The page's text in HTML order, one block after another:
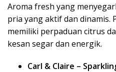
Aroma fresh yang
pria yang aktif dan dinamis.
memiliki perpaduan citrus
kesan segar dan energik.
Carl & Claire –